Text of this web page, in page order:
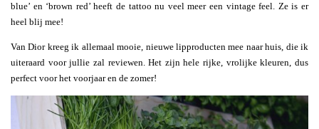
blue’ en ‘brown red’ heeft de tattoo nu veel meer een vintage feel. Ze is er
heel blij mee!
Van Dior kreeg ik allemaal mooie, nieuwe lipproducten mee naar huis, die ik
uiteraard voor jullie zal reviewen. Het zijn hele rijke, vrolijke kleuren, dus
perfect voor het voorjaar en de zomer!